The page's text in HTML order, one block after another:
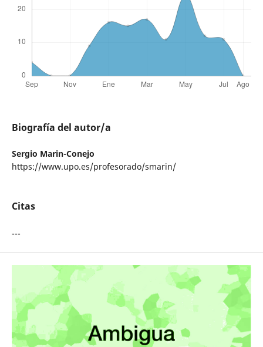
Biografía del autor/a
Sergio Marin-Conejo
https://www.upo.es/profesorado/smarin/
Citas
---